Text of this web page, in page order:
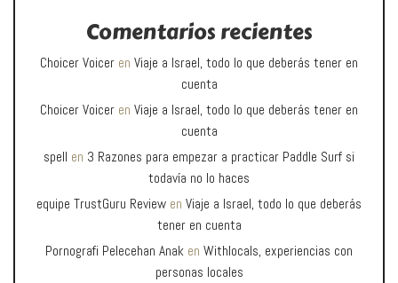
Comentarios recientes
Choicer Voicer en Viaje a Israel, todo lo que deberás tener en
cuenta
Choicer Voicer en Viaje a Israel, todo lo que deberás tener en
cuenta
spell en 3 Razones para empezar a practicar Paddle Surf si
todavía no lo haces
equipe TrustGuru Review en Viaje a Israel, todo lo que deberás
tener en cuenta
Pornografi Pelecehan Anak en Withlocals, experiencias con
personas locales